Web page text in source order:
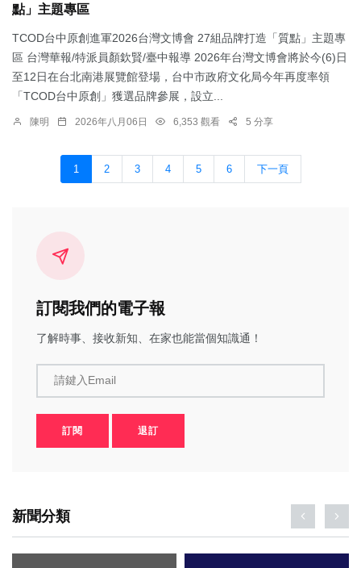
點」主題專區
TCOD台中原創進軍2026台灣文博會 27組品牌打造「質點」主題專
區 台灣華報/特派員顏欽賢/臺中報導 2026年台灣文博會將於今(6)日
至12日在台北南港展覽館登場，台中市政府文化局今年再度率領
「TCOD台中原創」獲選品牌參展，設立...
陳明 2026年八月06日 6,353 觀看 5 分享
1 2 3 4 5 6 下一頁
訂閱我們的電子報
了解時事、接收新知、在家也能當個知識通！
請鍵入Email
訂閱 退訂
新聞分類